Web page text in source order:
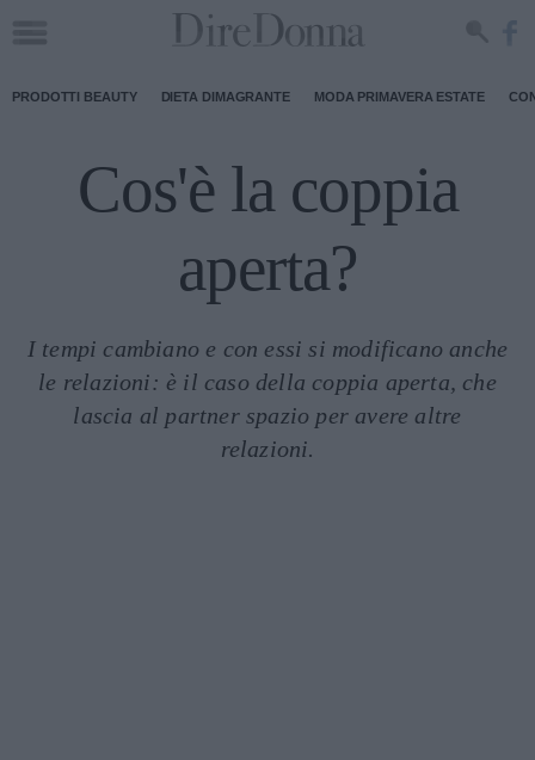
PRODOTTI BEAUTY DIETA DIMAGRANTE MODA PRIMAVERA ESTATE
Cos'è la coppia
aperta?
I tempi cambiano e con essi si modificano anche
le relazioni: è il caso della coppia aperta, che
lascia al partner spazio per avere altre
relazioni.